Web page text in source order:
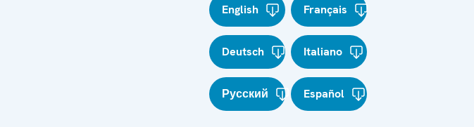
English Français
Deutsch Italiano
Русский Español